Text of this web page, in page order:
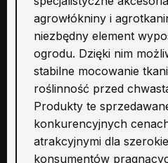
agrowłókniny i
niezbędny element
ogrodu. Dzięki nim
stabilne mocowanie
roślinność przed
Produkty te
konkurencyjnych
atrakcyjnymi dla
konsumentów